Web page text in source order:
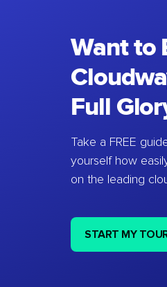
Want to
Full
Take a FREE
yourself how
on the leading
START MY